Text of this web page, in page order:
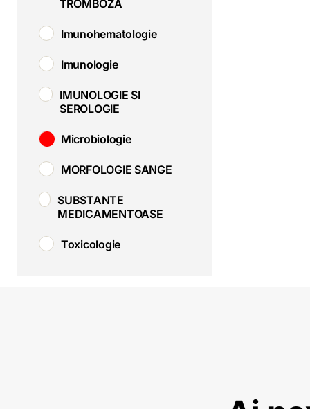
TROMBOZA
Imunohematologie
Imunologie
IMUNOLOGIE SI
SEROLOGIE
Microbiologie
MORFOLOGIE SANGE
SUBSTANTE
MEDICAMENTOASE
Toxicologie